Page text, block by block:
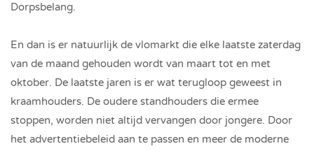
Dorpsbelang.
En dan is er natuurlijk de vlomarkt die elke laatste zaterdag
van de maand gehouden wordt van maart tot en met
oktober. De laatste jaren is er wat terugloop geweest in
kraamhouders. De oudere standhouders die ermee
stoppen, worden niet altijd vervangen door jongere. Door
het advertentiebeleid aan te passen en meer de moderne